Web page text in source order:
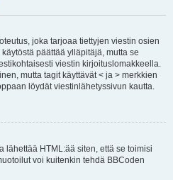
joka tarjoaa tiettyjen viestin osien
päättää ylläpitäjä, mutta se
viestin kirjoituslomakkeella.
mutta tagit käyttävät < ja > merkkien
löydät viestinlähetyssivun kautta.
lähettää HTML:ää siten, että se toimisi
voi kuitenkin tehdä BBCoden